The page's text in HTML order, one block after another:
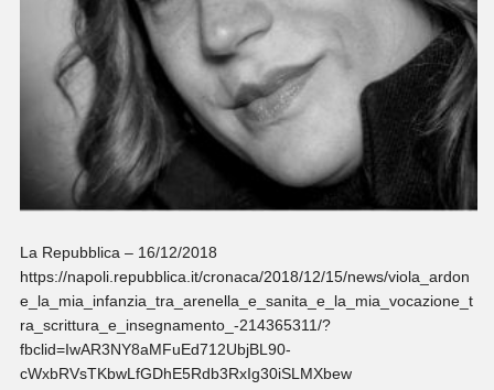
La Repubblica – 16/12/2018
https://napoli.repubblica.it/cronaca/2018/12/15/news/viola_ardon
e_la_mia_infanzia_tra_arenella_e_sanita_e_la_mia_vocazione_t
ra_scrittura_e_insegnamento_-214365311/?
fbclid=IwAR3NY8aMFuEd712UbjBL90-
cWxbRVsTKbwLfGDhE5Rdb3RxIg30iSLMXbew